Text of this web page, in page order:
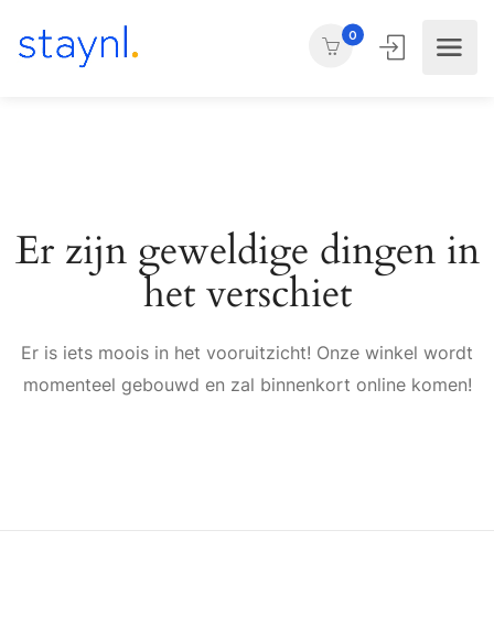
0
Er zijn geweldige dingen in
het verschiet
Er is iets moois in het vooruitzicht! Onze winkel wordt
momenteel gebouwd en zal binnenkort online komen!